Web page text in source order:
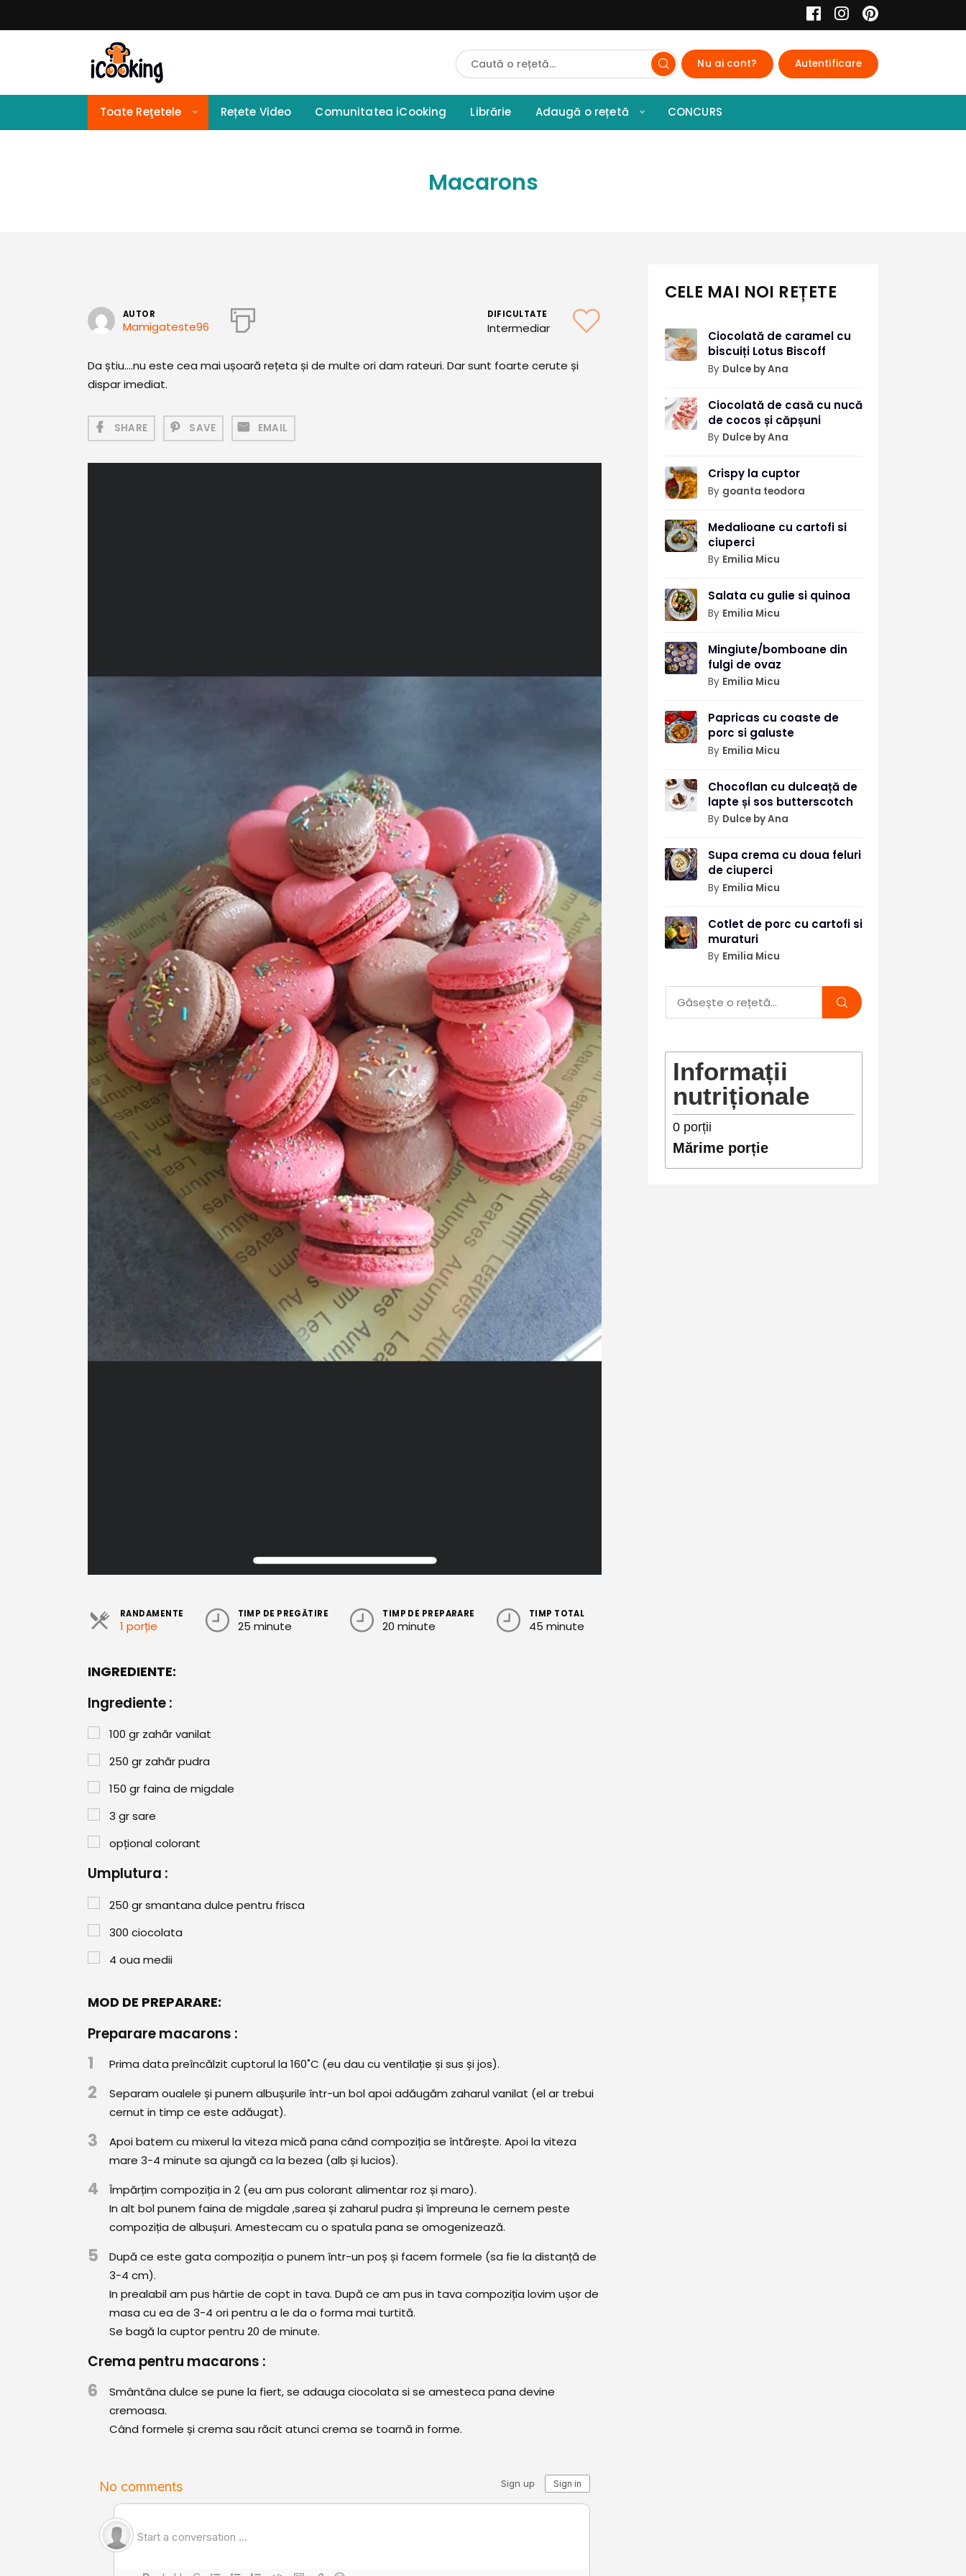
Cauta
Retete
Nu ai cont? Autentificare
Toate Reţetele Rețete Video Comunitatea iCooking Librărie Adaugă o rețetă CONCURS
Macarons
AUTOR
Mamigateste96
DIFICULTATE
Intermediar
Da știu....nu este cea mai ușoară rețeta și de multe ori dam rateuri. Dar sunt foarte cerute și
dispar imediat.
SHARE SAVE EMAIL
RANDAMENTE
1 porție
TIMP DE PREGĂTIRE
25 minute
TIMP DE PREPARARE
20 minute
TIMP TOTAL
45 minute
INGREDIENTE:
Ingrediente :
100 gr zahăr vanilat
250 gr zahăr pudra
150 gr faina de migdale
3 grsare
opțional colorant
Umplutura :
250 grsmantana dulce pentru frisca
300 ciocolata
4 oua medii
MOD DE PREPARARE:
Preparare macarons :
1 Prima data preîncălzit cuptorul la 160˚C (eu dau cu ventilație și sus și jos).
2
Separam oualele și punem albușurile într-un bol apoi adăugăm zaharul vanilat (el ar trebui
cernut in timp ce este adăugat).
3
Apoi batem cu mixerul la viteza mică pana când compoziția se întărește. Apoi la viteza
mare 3-4 minute sa ajungă ca la bezea (alb și lucios).
4
Împărțim compoziția in 2 (eu am pus colorant alimentar roz și maro).
In alt bol punem faina de migdale ,sarea și zaharul pudra și împreuna le cernem peste
compoziția de albușuri. Amestecam cu o spatula pana se omogenizează.
5
După ce este gata compoziția o punem într-un poș și facem formele (sa fie la distanță de
3-4 cm).
In prealabil am pus hârtie de copt in tava. După ce am pus in tava compoziția lovim ușor de
masa cu ea de 3-4 ori pentru a le da o forma mai turtită.
Se bagă la cuptor pentru 20 de minute.
Crema pentru macarons :
6
Smântâna dulce se pune la fiert, se adauga ciocolata si se amesteca pana devine
cremoasa.
Când formele și crema sau răcit atunci crema se toarnă in forme.
CELE MAI NOI REȚETE
Ciocolată de caramel cu
biscuiți Lotus Biscoff
By Dulce by Ana
Ciocolată de casă cu nucă
de cocos și căpșuni
By Dulce by Ana
Crispy la cuptor
By goanta teodora
Medalioane cu cartofi si
ciuperci
By Emilia Micu
Salata cu gulie si quinoa
By Emilia Micu
Mingiute/bomboane din
fulgi de ovaz
By Emilia Micu
Papricas cu coaste de
porc si galuste
By Emilia Micu
Chocoflan cu dulceață de
lapte și sos butterscotch
By Dulce by Ana
Supa crema cu doua feluri
de ciuperci
By Emilia Micu
Cotlet de porc cu cartofi si
muraturi
By Emilia Micu
Informații
nutriționale
0porții
Mărime porție